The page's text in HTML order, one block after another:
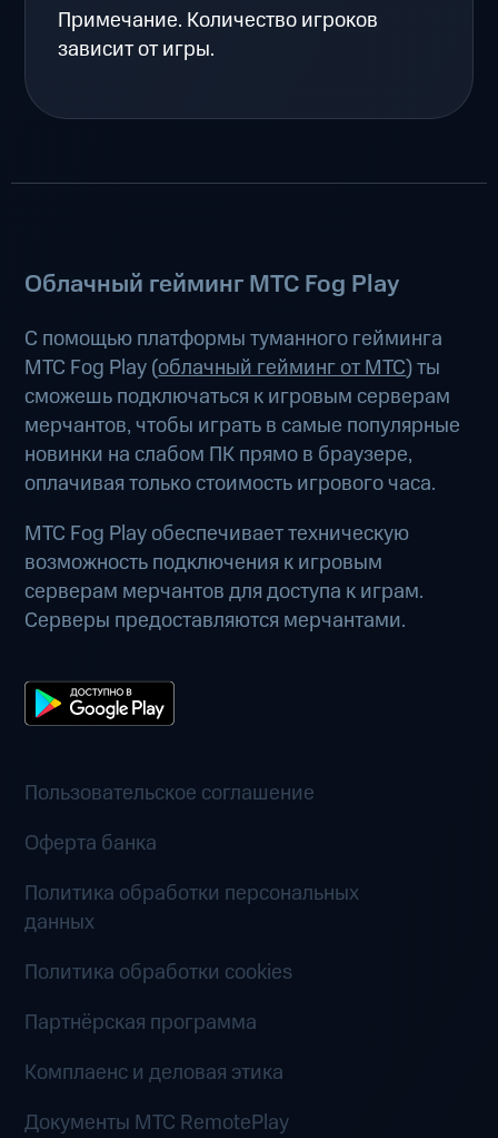
Примечание. Количество игроков
зависит от игры.
Облачный гейминг МТС Fog Play
С помощью платформы туманного гейминга
МТС Fog Play (облачный гейминг от МТС) ты
сможешь подключаться к игровым серверам
мерчантов, чтобы играть в самые популярные
новинки на слабом ПК прямо в браузере,
оплачивая только стоимость игрового часа.
МТС Fog Play обеспечивает техническую
возможность подключения к игровым
серверам мерчантов для доступа к играм.
Серверы предоставляются мерчантами.
Пользовательское соглашение
Оферта банка
Политика обработки персональных
данных
Политика обработки cookies
Партнёрская программа
Комплаенс и деловая этика
Документы MTC RemotePlay